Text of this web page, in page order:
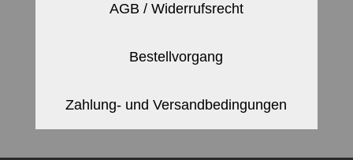
AGB / Widerrufsrecht
Bestellvorgang
Zahlung- und Versandbedingungen